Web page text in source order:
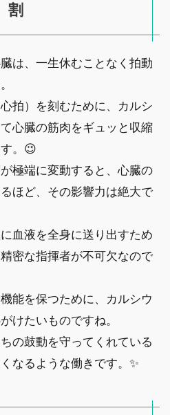
割
は、一生休むことなく拍動
拍）を刻むために、カルシ
心臓の筋肉をギュッと収縮
。😉
極端に変動すると、心臓の
ほど、その影響力は絶大で
血液を全身に送り出すため
密な指揮者が不可欠なので
能を保つために、カルシウ
けたいものですね。
の鼓動を守ってくれている
なるような働きです。✨